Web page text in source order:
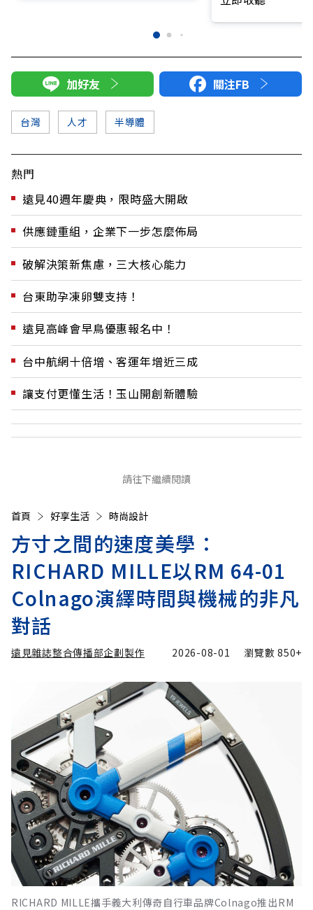
加好友 關注FB
台灣 人才 半導體
熱門
遠見40週年慶典，限時盛大開啟
供應鏈重組，企業下一步怎麼佈局
破解決策新焦慮，三大核心能力
台東助孕凍卵雙支持！
遠見高峰會早鳥優惠報名中！
台中航網十倍增、客運年增近三成
讓支付更懂生活！玉山開創新體驗
請往下繼續閱讀
首頁 好享生活 時尚設計
方寸之間的速度美學：
RICHARD MILLE以RM 64-01
Colnago演繹時間與機械的非凡
對話
遠見雜誌整合傳播部企劃製作 2026-08-01 瀏覽數850+
RICHARD MILLE攜手義大利傳奇自行車品牌Colnago推出RM